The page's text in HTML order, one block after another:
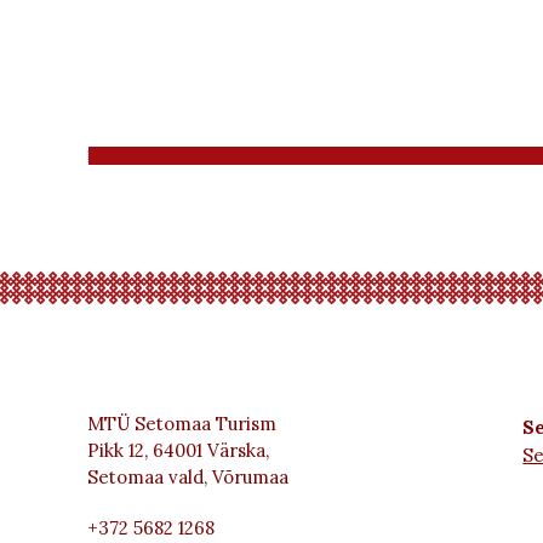
MTÜ Setomaa Turism
Pikk 12, 64001 Värska,
Setomaa vald, Võrumaa
+372 5682 1268